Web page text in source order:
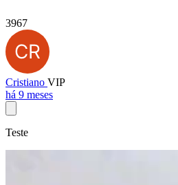
3967
Cristiano VIP
há 9 meses
Teste